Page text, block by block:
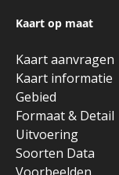
Kaart op maat
Kaart aanvragen
Kaart informatie
Gebied
Formaat & Detail
Uitvoering
Soorten Data